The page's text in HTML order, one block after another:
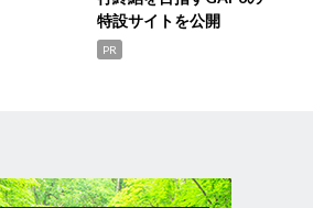
特設サイトを公開
PR